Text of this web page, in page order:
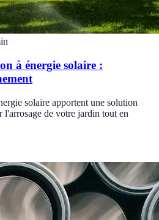
à énergie solaire :
solaire apportent une solution
l'arrosage de votre jardin tout en